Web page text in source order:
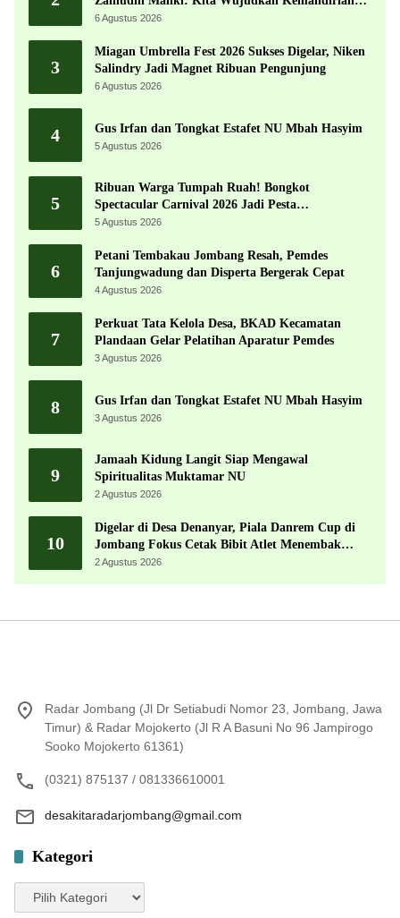
Ekonomi dengan Potensi Desa
6 Agustus 2026
3
Miagan Umbrella Fest 2026 Sukses Digelar, Niken
Salindry Jadi Magnet Ribuan Pengunjung
6 Agustus 2026
4 Gus Irfan dan Tongkat Estafet NU Mbah Hasyim
5 Agustus 2026
5
Ribuan Warga Tumpah Ruah! Bongkot
Spectacular Carnival 2026 Jadi Pesta
Kemerdekaan Terbesar di Peterongan
5 Agustus 2026
6
Petani Tembakau Jombang Resah, Pemdes
Tanjungwadung dan Disperta Bergerak Cepat
4 Agustus 2026
7
Perkuat Tata Kelola Desa, BKAD Kecamatan
Plandaan Gelar Pelatihan Aparatur Pemdes
3 Agustus 2026
8 Gus Irfan dan Tongkat Estafet NU Mbah Hasyim
3 Agustus 2026
9
Jamaah Kidung Langit Siap Mengawal
Spiritualitas Muktamar NU
2 Agustus 2026
10
Digelar di Desa Denanyar, Piala Danrem Cup di
Jombang Fokus Cetak Bibit Atlet Menembak
Berprestasi
2 Agustus 2026
Radar Jombang (Jl Dr Setiabudi Nomor 23, Jombang, Jawa
Timur) & Radar Mojokerto (Jl R A Basuni No 96 Jampirogo
Sooko Mojokerto 61361)
(0321) 875137 / 081336610001
desakitaradarjombang@gmail.com
Kategori
Kategori